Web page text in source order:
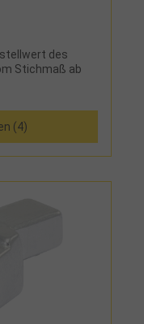
des
Stichmaß ab
(4)